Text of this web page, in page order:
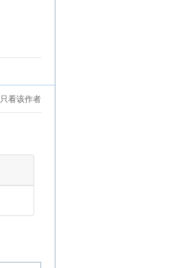
只看该作者